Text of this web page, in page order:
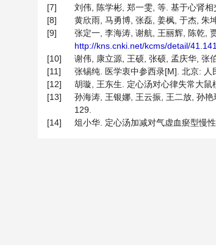
[7]
刘伟, 陈学彬, 郑一雯, 等. 基于心肾
[8]
黄欣雨, 马勇博, 张磊, 姜枫, 于杰, 朱
[9]
张定一, 李海涛, 谢航, 王丽辉, 陈乾,
http://kns.cnki.net/kcms/detail/
[10]
谢伟, 康立源, 王硕, 张硕, 孟庆华, 张
[11]
张锡纯. 医学衷中参西录[M]. 北京: 人
[12]
胡璇, 王东生. 定心汤对心律失常大
[13]
孙海涛, 王银娜, 王云振, 王二放, 孙
129.
[14]
俎小华. 定心汤加减对气虚血瘀型慢